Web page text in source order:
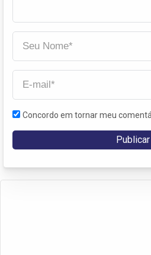
Concordo em tornar meu